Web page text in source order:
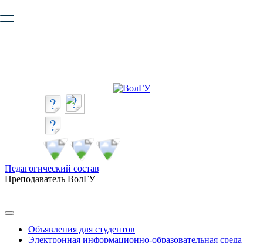
безопасную работу с сайтом. Пожалуйста
Педагогический состав
Преподаватель ВолГУ
Объявления для студентов
Электронная информационно-образовательная среда